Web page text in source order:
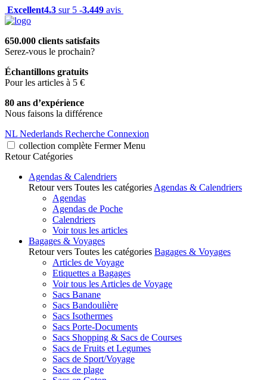
Excellent4.3 sur 5 -3.449 avis
650.000 clients satisfaits
Serez-vous le prochain?
Échantillons gratuits
Pour les articles à 5 €
80 ans d’expérience
Nous faisons la différence
NL Nederlands Recherche Connexion
collection complète Fermer Menu
Retour Catégories
Agendas & Calendriers
Retour vers Toutes les catégories Agendas & Calendriers
Agendas
Agendas de Poche
Calendriers
Voir tous les articles
Bagages & Voyages
Retour vers Toutes les catégories Bagages & Voyages
Articles de Voyage
Etiquettes a Bagages
Voir tous les Articles de Voyage
Sacs Banane
Sacs Bandoulière
Sacs Isothermes
Sacs Porte-Documents
Sacs Shopping & Sacs de Courses
Sacs de Fruits et Legumes
Sacs de Sport/Voyage
Sacs de plage